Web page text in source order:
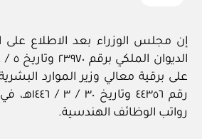
إن مجلس الوزراء بعد الاطلاع على
على برقية معالي وزير الموارد
رقم ٤٤٣٥٦
رواتب الوظائف الهندسية.